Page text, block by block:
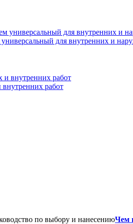
для внутренних и
работ
Чем